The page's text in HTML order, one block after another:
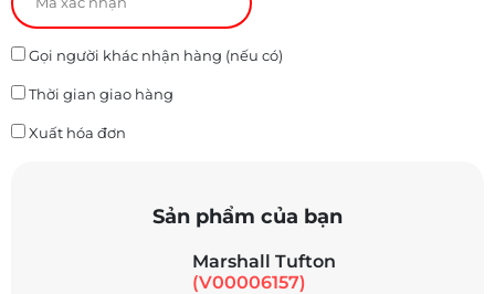
Gọi người khác nhận hàng (nếu có)
Thời gian giao hàng
Xuất hóa đơn
Sản phẩm của bạn
Marshall Tufton
(V00006157)